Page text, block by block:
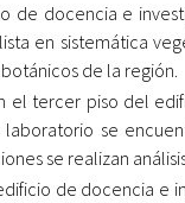
docencia e
en sistemática
de la región.
el tercer piso del
se
se realizan
de docencia e